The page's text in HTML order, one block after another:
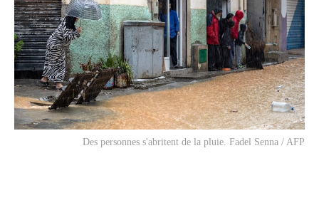
Des personnes s'abritent de la pluie. Fadel Senna / AFP